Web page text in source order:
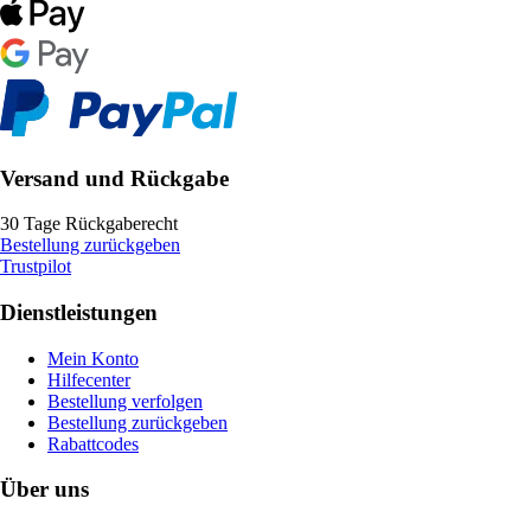
Versand und Rückgabe
30 Tage Rückgaberecht
Bestellung zurückgeben
Trustpilot
Dienstleistungen
Mein Konto
Hilfecenter
Bestellung verfolgen
Bestellung zurückgeben
Rabattcodes
Über uns